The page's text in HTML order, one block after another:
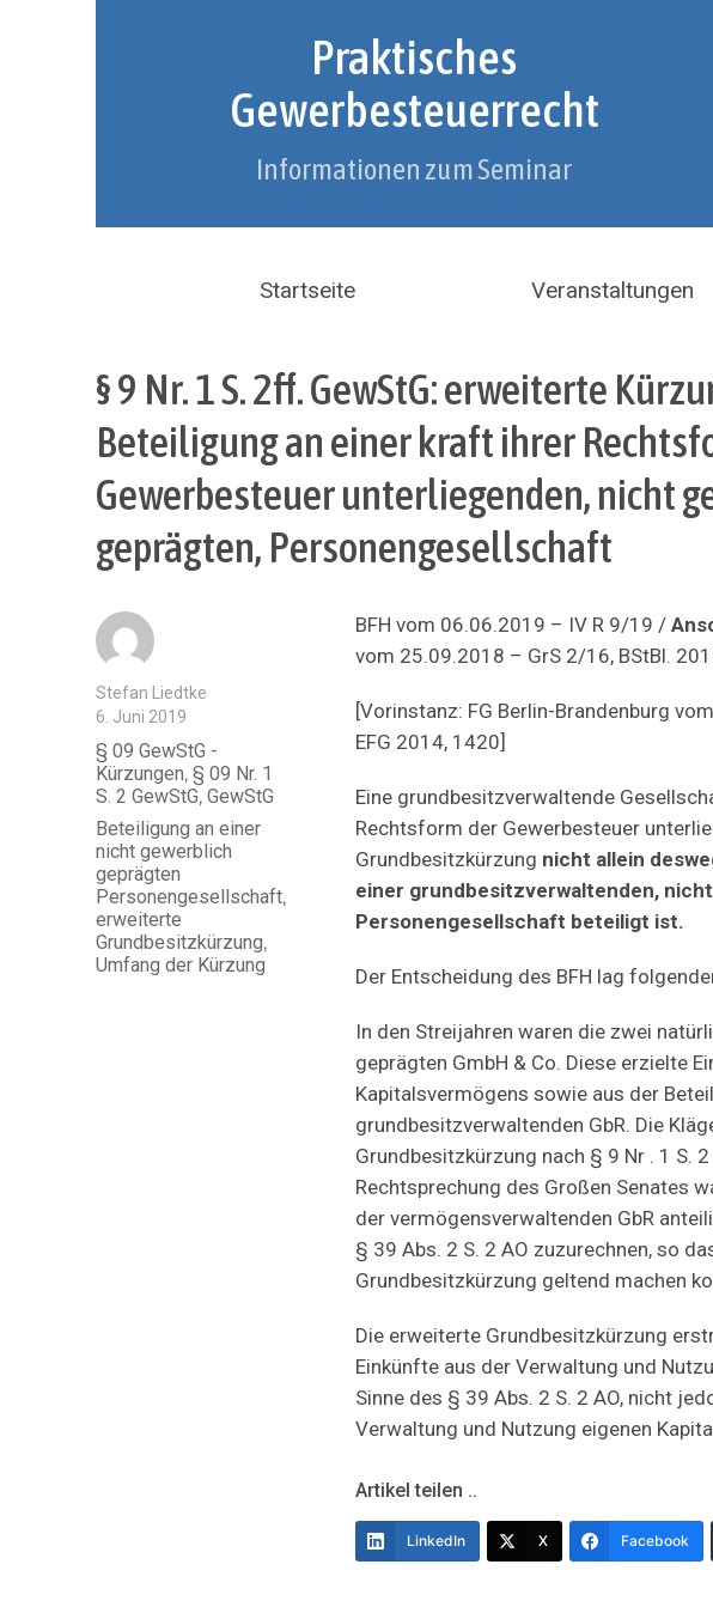
Praktisches
Gewerbesteuerrecht
Informationen zum Seminar
Startseite Veranstaltungen
§ 9 Nr. 1 S. 2ff. GewStG: erweiterte
Beteiligung an einer kraft ihrer
Gewerbesteuer unterliegenden, nicht
geprägten, Personengesellschaft
BFH vom 06.06.2019 – IV R 9/19 /
vom 25.09.2018 – GrS 2/16, BStBl.
[Vorinstanz: FG Berlin-Brandenburg
EFG 2014, 1420]
Eine grundbesitzverwaltende
Rechtsform der Gewerbesteuer
Grundbesitzkürzung nicht allein
einer grundbesitzverwaltenden,
Personengesellschaft beteiligt ist.
Der Entscheidung des BFH lag
In den Streijahren waren die zwei
geprägten GmbH & Co. Diese erzielte
Kapitalsvermögens sowie aus der
grundbesitzverwaltenden GbR. Die
Grundbesitzkürzung nach § 9 Nr . 1 S.
Rechtsprechung des Großen Senates
der vermögensverwaltenden GbR
§ 39 Abs. 2 S. 2 AO zuzurechnen, so
Grundbesitzkürzung geltend machen
Die erweiterte Grundbesitzkürzung
Einkünfte aus der Verwaltung und
Sinne des § 39 Abs. 2 S. 2 AO, nicht
Verwaltung und Nutzung eigenen
Artikel teilen ..
LinkedIn X Facebook
Autor
Stefan Liedtke
Veröffentlicht
am
6. Juni 2019
Kategorien
§ 09 GewStG -
Kürzungen,§ 09 Nr. 1
S. 2 GewStG,GewStG
Schlagwörter
Beteiligung an einer
nicht gewerblich
geprägten
Personengesellschaft,
erweiterte
Grundbesitzkürzung,
Umfang der Kürzung